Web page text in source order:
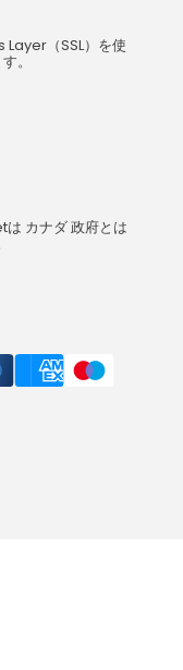
（SSL）を使
。
カナダ 政府とは